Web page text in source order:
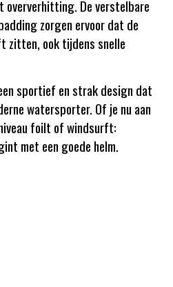
oververhitting. De verstelbare
zorgen ervoor dat de
zitten, ook tijdens snelle
sportief en strak design dat
watersporter. Of je nu aan
foilt of windsurft:
met een goede helm.